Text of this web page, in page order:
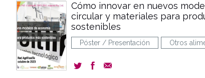
Cómo innovar en nuevos
circular y materiales para
sostenibles
Póster / Presentación Otros